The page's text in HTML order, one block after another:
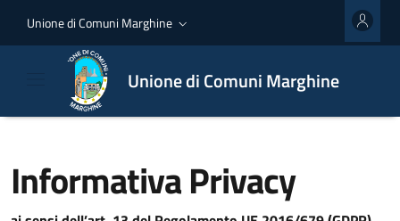
Unione di Comuni Marghine
Unione di Comuni Marghine
Informativa Privacy